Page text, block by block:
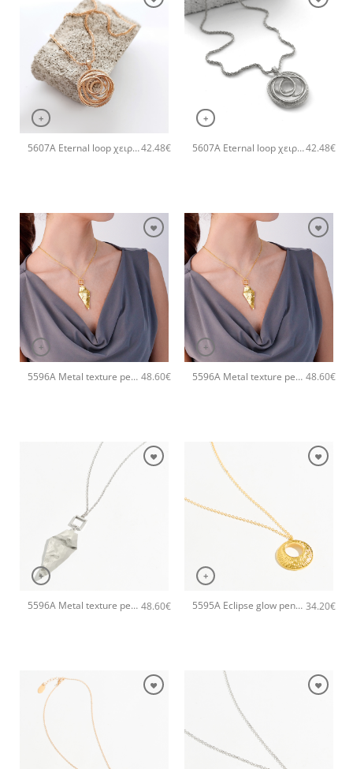
+
5607A Eternal loop χειροποίητο κολιέ Catherine bijoux Ροζ χρυσό42.48€
+
5607A Eternal loop χειροποίητο κολιέ Catherine bijoux Ασημί42.48€
+
5596A Metal texture pendant χειροποίητο κολιέ Catherine bijoux Χρυσό 48.60€
+
5596A Metal texture pendant χειροποίητο κολιέ Catherine bijoux Ροζ χρυσό 48.60€
+
5596A Metal texture pendant χειροποίητο κολιέ Catherine bijoux Ασημί 48.60€
+
5595A Eclipse glow pendant χειροποίητο κολιέ Catherine bijoux Χρυσό 34.20€